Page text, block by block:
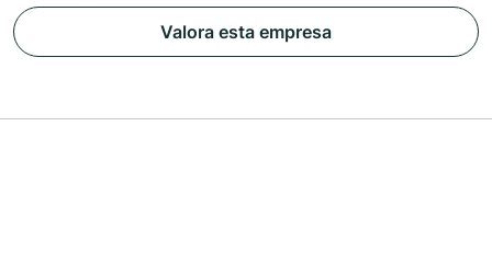
Valora esta empresa